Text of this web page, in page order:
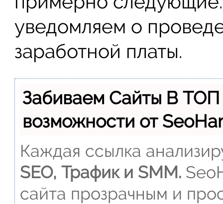
уведомляем о
заработной платы.
Забиваем Сайты В
возможности от
Каждая ссылка
SEO, Трафик и SMM.
сайта прозрачным и